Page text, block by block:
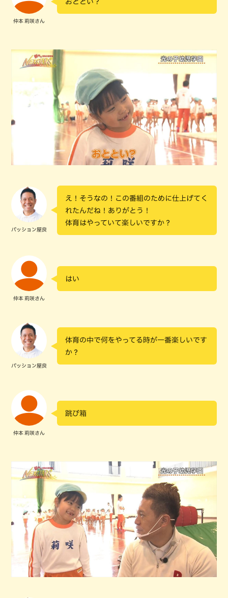
仲本 莉咲さん
おととい？
パッション屋良
え！そうなの！この番組のために仕上げてく
れたんだね！ありがとう！
体育はやっていて楽しいですか？
仲本 莉咲さん
はい
パッション屋良
体育の中で何をやってる時が一番楽しいです
か？
仲本 莉咲さん
跳び箱